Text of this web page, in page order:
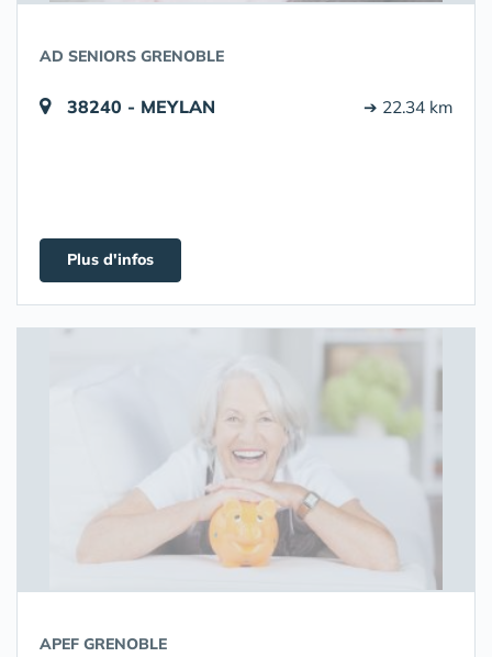
AD SENIORS GRENOBLE
38240 - MEYLAN ➔ 22.34 km
Plus d'infos
APEF GRENOBLE